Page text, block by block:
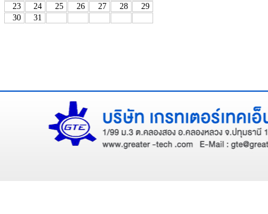
23
24 25 26 27 28
29
30
31